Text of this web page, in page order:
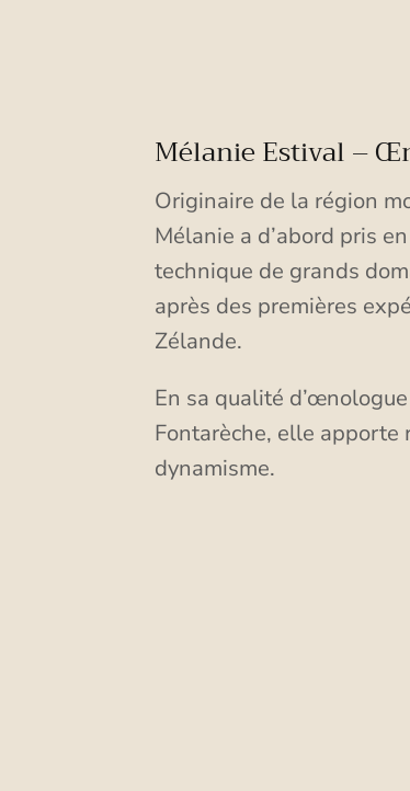
Mélanie Estival –
Originaire de la région
Mélanie a d’abord pris
technique de grands
après des premières
Zélande.
En sa qualité
Fontarèche, elle apporte
dynamisme.